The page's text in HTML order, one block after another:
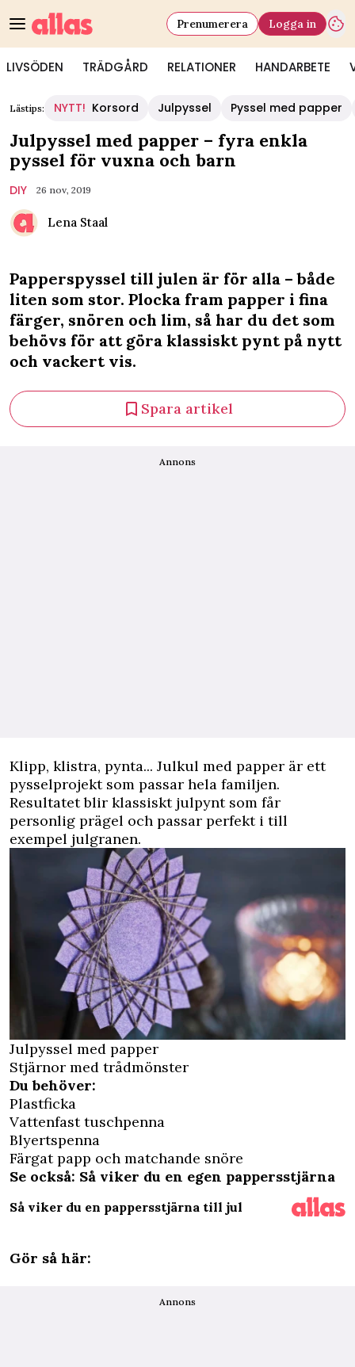
LIVSÖDEN TRÄDGÅRD RELATIONER HANDARBETE
Prenumerera Logga in
Lästips: NYTT! Korsord Julpyssel Pyssel med papper
Julpyssel med papper – fyra enkla
pyssel för vuxna och barn
DIY 26 nov, 2019
Lena Staal
Papperspyssel till julen är för alla – både
liten som stor. Plocka fram papper i fina
färger, snören och lim, så har du det som
behövs för att göra klassiskt pynt på nytt
och vackert vis.
Spara artikel
Annons
Klipp, klistra, pynta... Julkul med papper är ett
pysselprojekt som passar hela familjen.
Resultatet blir klassiskt julpynt som får
personlig prägel och passar perfekt i till
exempel julgranen.
Julpyssel med papper
Stjärnor med trådmönster
Du behöver:
Plastficka
Vattenfast tuschpenna
Blyertspenna
Färgat papp och matchande snöre
Se också: Så viker du en egen pappersstjärna
Så viker du en pappersstjärna till jul
Gör så här:
Annons